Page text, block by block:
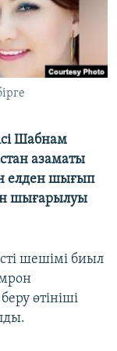
Шабнам
азаматы
елден шығып
шығарылуы
шешімі биыл
өтініші